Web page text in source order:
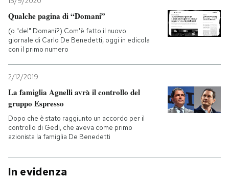
Qualche pagina di “Domani”
(o "del" Domani?) Com'è fatto il nuovo
giornale di Carlo De Benedetti, oggi in edicola
con il primo numero
2/12/2019
La famiglia Agnelli avrà il controllo del
gruppo Espresso
Dopo che è stato raggiunto un accordo per il
controllo di Gedi, che aveva come primo
azionista la famiglia De Benedetti
In evidenza